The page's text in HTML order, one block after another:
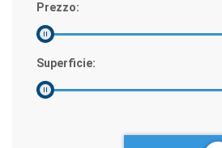
Prezzo:
Superficie: